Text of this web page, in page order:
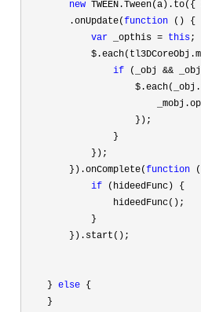
new
        .onUpdate(
function () {
var _opthis = this;
if (_obj &&
                    });
                }
            });
        }).onComplete(
function
if (hideedFunc) {
                hideedFunc();
            }
        }).start();
    }
else {
    }